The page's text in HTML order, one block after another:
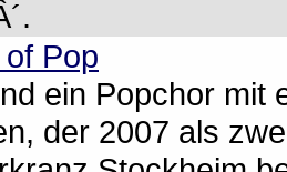
Pop
ein Popchor mit
der 2007 als